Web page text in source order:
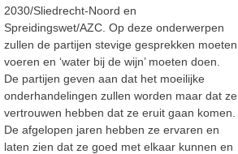
2030/Sliedrecht-Noord en
Spreidingswet/AZC. Op deze onderwerpen
zullen de partijen stevige gesprekken moeten
voeren en ‘water bij de wijn’ moeten doen.
De partijen geven aan dat het moeilijke
onderhandelingen zullen worden maar dat ze
vertrouwen hebben dat ze eruit gaan komen.
De afgelopen jaren hebben ze ervaren en
laten zien dat ze goed met elkaar kunnen en